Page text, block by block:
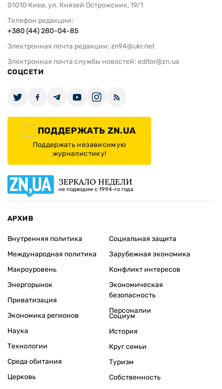
01010 Киев, ул. Князей Острожских, 19/1
Телефон редакции:
+380 (44) 280-04-85
Электронная почта редакции: zn94@ukr.net
Электронная почта службы новостей: editor@zn.ua
СОЦСЕТИ
ПОДДЕРЖАТЬ ZN.UA
Поддержать независимую
журналистику!
ЗЕРКАЛО НЕДЕЛИ
не подводим с 1994-го года
АРХИВ
Внутренняя политика
Международная политика
Макроуровень
Энергорынок
Приватизация
Экономика регионов
Социальная защита
Зарубежная экономика
Конфликт интересов
Экономическая
безопасность
Персоналии
Наука
Технологии
Среда обитания
Церковь
Социум
История
Круг семьи
Туризм
Собственность